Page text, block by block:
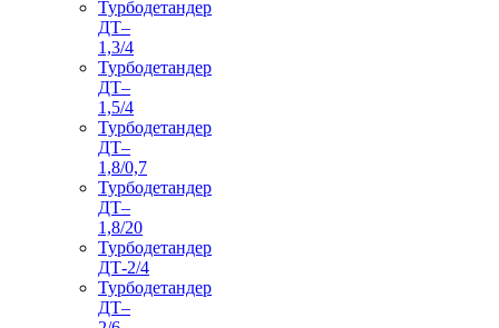
Турбодетандер
ДТ–
1,3/4
Турбодетандер
ДТ–
1,5/4
Турбодетандер
ДТ–
1,8/0,7
Турбодетандер
ДТ–
1,8/20
Турбодетандер
ДТ-2/4
Турбодетандер
ДТ–